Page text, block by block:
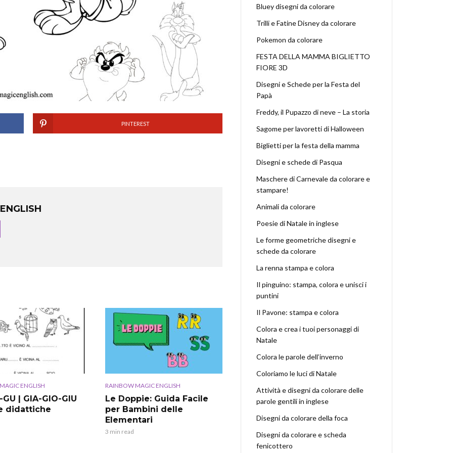
PINTEREST
ENGLISH
GU | GIA-GIO-GIU
didattiche
RAINBOW MAGIC ENGLISH
Le Doppie: Guida Facile
per Bambini delle
Elementari
3 min read
Bluey disegni da colorare
Trilli e Fatine Disney da colorare
Pokemon da colorare
FESTA DELLA MAMMA BIGLIETTO
FIORE 3D
Disegni e Schede per la Festa del
Papà
Freddy, il Pupazzo di neve – La storia
Sagome per lavoretti di Halloween
Biglietti per la festa della mamma
Disegni e schede di Pasqua
Maschere di Carnevale da colorare e
stampare!
Animali da colorare
Poesie di Natale in inglese
Le forme geometriche disegni e
schede da colorare
La renna stampa e colora
Il pinguino: stampa, colora e unisci i
puntini
Il Pavone: stampa e colora
Colora e crea i tuoi personaggi di
Natale
Colora le parole dell’inverno
Coloriamo le luci di Natale
Attività e disegni da colorare delle
parole gentili in inglese
Disegni da colorare della foca
Disegni da colorare e scheda
fenicottero